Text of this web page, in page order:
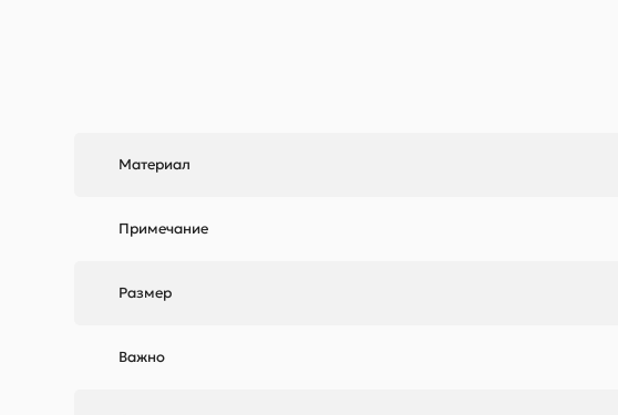
Материал
Примечание
Размер
Важно